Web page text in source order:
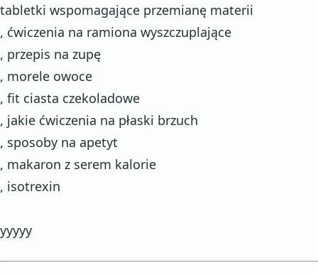
tabletki wspomagające przemianę materii
, ćwiczenia na ramiona wyszczuplające
, przepis na zupę
, morele owoce
, fit ciasta czekoladowe
, jakie ćwiczenia na płaski brzuch
, sposoby na apetyt
, makaron z serem kalorie
, isotrexin
yyyyy